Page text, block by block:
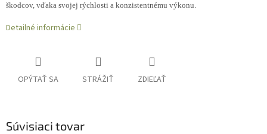
škodcov, vďaka svojej rýchlosti a konzistentnému výkonu.
Detailné informácie
OPÝTAŤ SA STRÁŽIŤ ZDIEĽAŤ
Súvisiaci tovar